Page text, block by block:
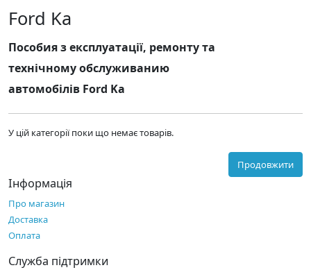
Ford Ka
Пособия з експлуатації, ремонту та
технічному обслуживанию
автомобілів Ford Ka
У цій категорії поки що немає товарів.
Продовжити
Інформація
Про магазин
Доставка
Оплата
Служба підтримки